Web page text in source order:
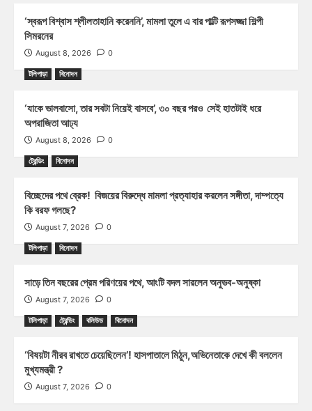
‘স্বরূপ বিশ্বাস শ্লীলতাহানি করেননি’, মামলা তুলে এ বার পাল্টি রূপসজ্জা শিল্পী
সিমরনের
August 8, 2026 0
টলিপাড়া বিনোদন
‘যাকে ভালবাসো, তার সবটা নিয়েই বাসবে’, ৩০ বছর পরও সেই হাতটাই ধরে
অপরাজিতা আঢ্য
August 8, 2026 0
ট্রেন্ডিং বিনোদন
বিচ্ছেদের পথে ব্রেক! বিজয়ের বিরুদ্ধে মামলা প্রত্যাহার করলেন সঙ্গীতা, দাম্পত্যে
কি বরফ গলছে?
August 7, 2026 0
টলিপাড়া বিনোদন
সাড়ে তিন বছরের প্রেম পরিণয়ের পথে, আংটি বদল সারলেন অনুভব-অনুষ্কা
August 7, 2026 0
টলিপাড়া ট্রেন্ডিং বলিউড বিনোদন
‘বিষয়টা নীরব রাখতে চেয়েছিলেন’! হাসপাতালে মিঠুন,অভিনেতাকে দেখে কী বললেন
মুখ্যমন্ত্রী ?
August 7, 2026 0